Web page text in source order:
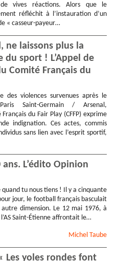
vives réactions. Alors que le
réfléchit à l’instauration d’un
« casseur-payeur…
ne laissons plus la
sport ! L’Appel de
Comité Français du
des violences survenues après le
Saint-Germain / Arsenal,
Français du Fair Play (CFFP) exprime
indignation. Ces actes, commis
sans lien avec l’esprit sportif,
ans. L’édito Opinion
quand tu nous tiens ! Il y a cinquante
jour, le football français basculait
autre dimension. Le 12 mai 1976, à
Saint-Étienne affrontait le…
Michel Taube
Les yoles rondes font